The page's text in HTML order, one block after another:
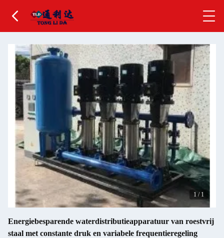
1 / 1
Energiebesparende waterdistributieapparatuur van roestvrij
staal met constante druk en variabele frequentieregeling